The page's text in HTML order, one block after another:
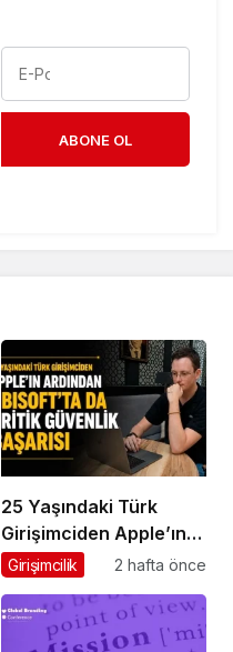
ABONE OL
25 Yaşındaki Türk
Girişimciden Apple’ın
Ardından Ubisoft
Girişimcilik 2 hafta önce